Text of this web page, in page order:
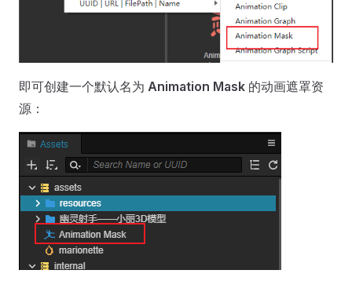
即可创建一个默认名为 Animation Mask 的动画遮罩资
源：